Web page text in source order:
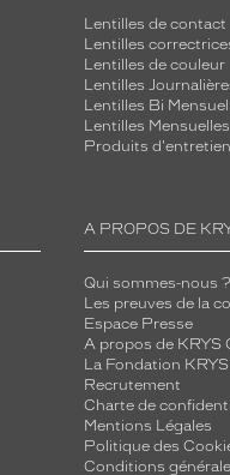
Lentilles de contact
Lentilles
Lentilles de couleur
Lentilles
Lentilles Bi
Lentilles Mensuelles
Produits d'entretien
A PROPOS DE
Qui sommes-nous ?
Les preuves de la
Espace Presse
A propos de KRYS
La Fondation
Recrutement
Charte de
Mentions Légales
Politique des
Conditions